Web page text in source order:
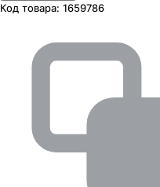
Код товара: 1659786